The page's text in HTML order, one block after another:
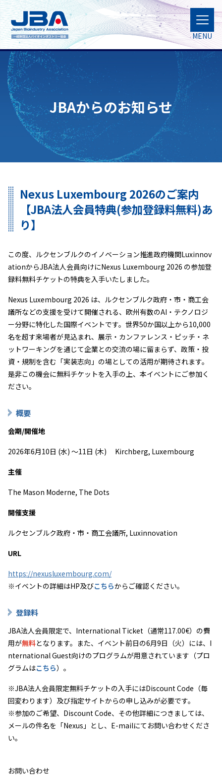
MENU
JBAからのお知らせ
Nexus Luxembourg 2026のご案内
【JBA法人会員特典(参加登録料無料)あ
り】
この度、ルクセンブルクのイノベーション推進政府機関Luxinnov
ationからJBA法人会員向けにNexus Luxembourg 2026 の参加登
録料無料チケットの特典を入手いたしました。
Nexus Luxembourg 2026 は、ルクセンブルク政府・市・商工会
議所などの支援を受けて開催される、欧州有数のAI ・テクノロジ
ー分野に特化した国際イベントです。世界50か国以上から10,000
名を超す来場者が見込まれ、展示・カンファレンス・ピッチ・ネ
ットワーキングを通じて企業との交流の場に留まらず、政策・投
資・規制を含む「実装志向」の場としての活用が期待されます。
是非この機会に無料チケットを入手の上、本イベントにご参加く
ださい。
概要
会期/開催地
2026年6月10日 (水) ～11日 (木) Kirchberg, Luxembourg
主催
The Mason Moderne, The Dots
開催支援
ルクセンブルク政府・市・商工会議所, Luxinnovation
URL
https://nexusluxembourg.com/
※イベントの詳細はHP及びこちらからご確認ください。
登録料
JBA法人会員限定で、International Ticket（通常117.00€）の費
用が無料となります。また、イベント前日の6月9日（火）には、I
nternational Guest向けのプログラムが用意されています（プロ
グラムはこちら）。
※JBA法人会員限定無料チケットの入手にはDiscount Code （毎
回変わります）及び指定サイトからの申し込みが必要です。
※参加のご希望、 Discount Code、その他詳細につきましては、
メールの件名を「Nexus」とし、 E-mailにてお問い合わせくださ
い。
お問い合わせ